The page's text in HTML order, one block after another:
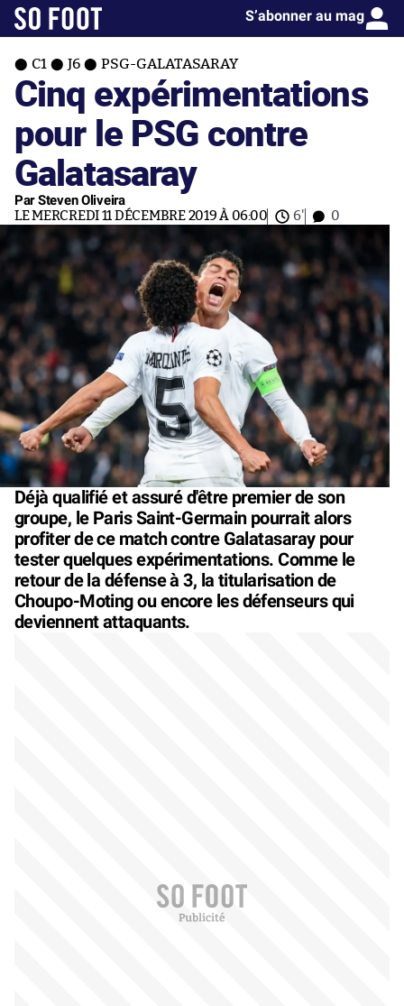
S’abonner au mag
C1 J6 PSG-GALATASARAY
Cinq expérimentations
pour le PSG contre
Galatasaray
Par Steven Oliveira
LE MERCREDI 11 DÉCEMBRE 2019 À 06:00 6' 0
Déjà qualifié et assuré d'être premier de son
groupe, le Paris Saint-Germain pourrait alors
profiter de ce match contre Galatasaray pour
tester quelques expérimentations. Comme le
retour de la défense à 3, la titularisation de
Choupo-Moting ou encore les défenseurs qui
deviennent attaquants.